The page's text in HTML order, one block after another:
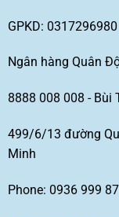
GPKD: 0317296980
Ngân hàng Quân
8888 008 008 - Bùi
499/6/13 đường
Minh
Phone: 0936 999